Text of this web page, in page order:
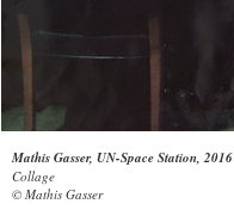
Mathis Gasser, UN-Space Station, 2016
Collage
© Mathis Gasser